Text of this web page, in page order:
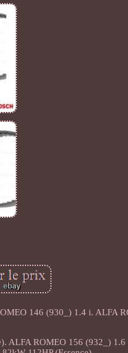
146 (930_) 1.4 i. ALFA
ALFA ROMEO 156 (932_)